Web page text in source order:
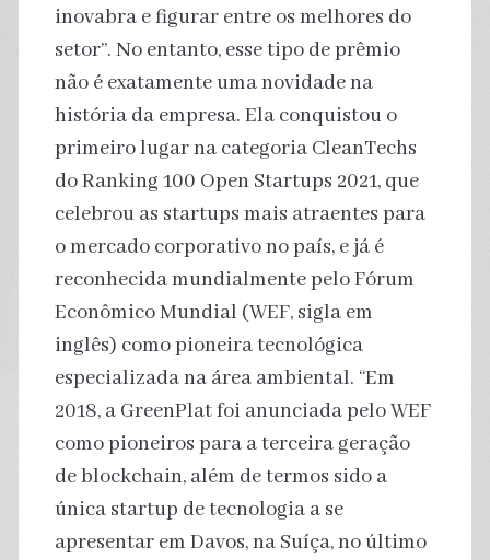
inovabra e figurar entre os melhores do
setor”. No entanto, esse tipo de prêmio
não é exatamente uma novidade na
história da empresa. Ela conquistou o
primeiro lugar na categoria CleanTechs
do Ranking 100 Open Startups 2021, que
celebrou as startups mais atraentes para
o mercado corporativo no país, e já é
reconhecida mundialmente pelo Fórum
Econômico Mundial (WEF, sigla em
inglês) como pioneira tecnológica
especializada na área ambiental. “Em
2018, a GreenPlat foi anunciada pelo WEF
como pioneiros para a terceira geração
de blockchain, além de termos sido a
única startup de tecnologia a se
apresentar em Davos, na Suíça, no último